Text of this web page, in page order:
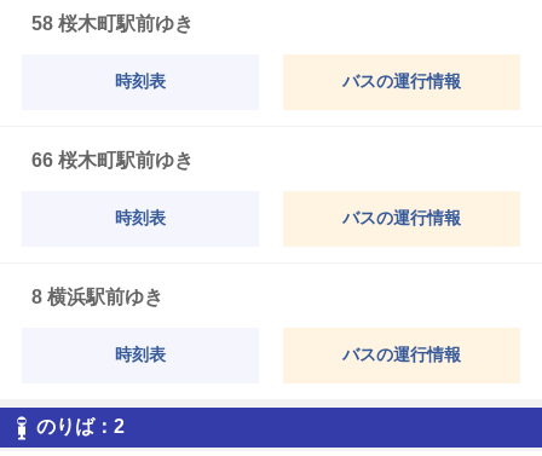
58 桜木町駅前ゆき
時刻表 バスの運行情報
66 桜木町駅前ゆき
時刻表 バスの運行情報
8 横浜駅前ゆき
時刻表 バスの運行情報
のりば： 2